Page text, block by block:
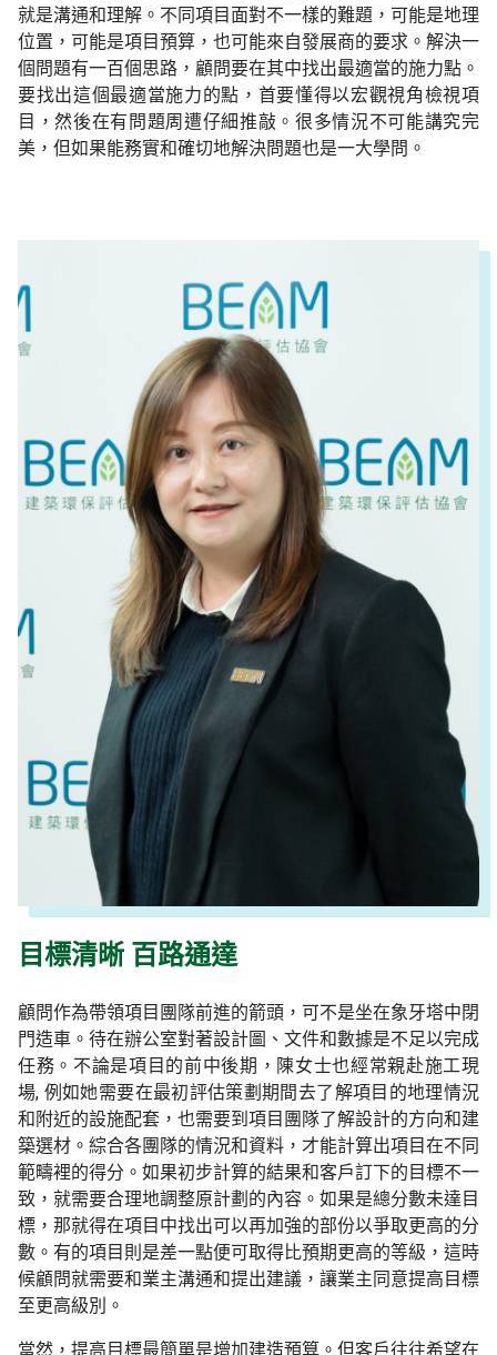
就是溝通和理解。不同項目面對不一樣的難題 ， 可能是地理
位置 ， 可能是項目預算 ， 也可能來自發展商的要求 。解決一
個問題有一百個思路 ， 顧問要在其中找出最適當的施力點。
要找出這個最適當施力的點 ， 首要懂得以宏觀視角檢視項
目 ，然後在有問題周遭仔細推敲。很多情況不可能講究完
美 ， 但如果能務實和確切地解決問題也是一大學問。
目標清晰 百路通達
顧問作為帶領項目團 隊前進的箭頭，可不是坐在象牙塔中閉
門造車。 待在辦公室對著設計圖、文件和數據是不足以完成
任務 。不論是項目的前中後期，陳女士也經常親赴施工現
場, 例如她需要在最初評估策劃期間去了解項目的地理情況
和附近的設施配套，也需要到項目團隊了解設計的方向和建
築選材。綜合各團隊的情況和資料，才能計算出項目在不同
範疇裡的得分。如果初步計算的結果和客戶訂下的目標不一
致，就需要合理地調整原計劃 的內容。如果是總分數未達目
標，那就得在項目中找出可以再加強的部份以爭取更高的分
數。有的項目則是差一點便可取得比預期更高的等級 ， 這時
候顧問就需要和業主溝通和提出建議 ， 讓業主同意提高目標
至更高級別。
當然，提高目標最簡單是增加建造預算。但客戶往往希望在